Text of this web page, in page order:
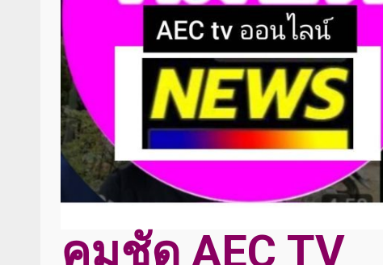
คมชัด AEC TV